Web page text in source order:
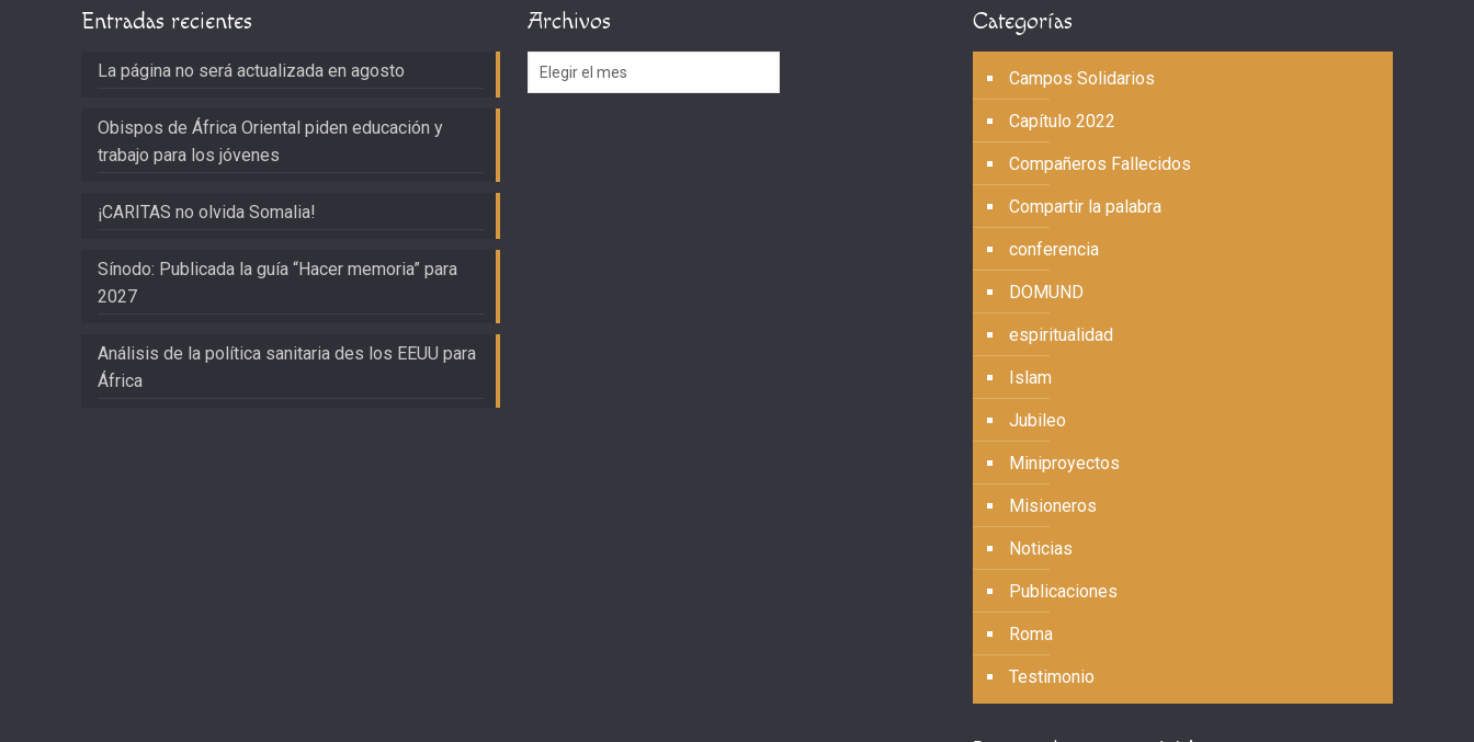
Entradas recientes
La página no será actualizada en agosto
Obispos de África Oriental piden educación y
trabajo para los jóvenes
¡CARITAS no olvida Somalia!
Sínodo: Publicada la guía “Hacer memoria” para
2027
Análisis de la política sanitaria des los EEUU para
África
Archivos
Archivos
Categorías
Campos Solidarios
Capítulo 2022
Compañeros Fallecidos
Compartir la palabra
conferencia
DOMUND
espiritualidad
Islam
Jubileo
Miniproyectos
Misioneros
Noticias
Publicaciones
Roma
Testimonio